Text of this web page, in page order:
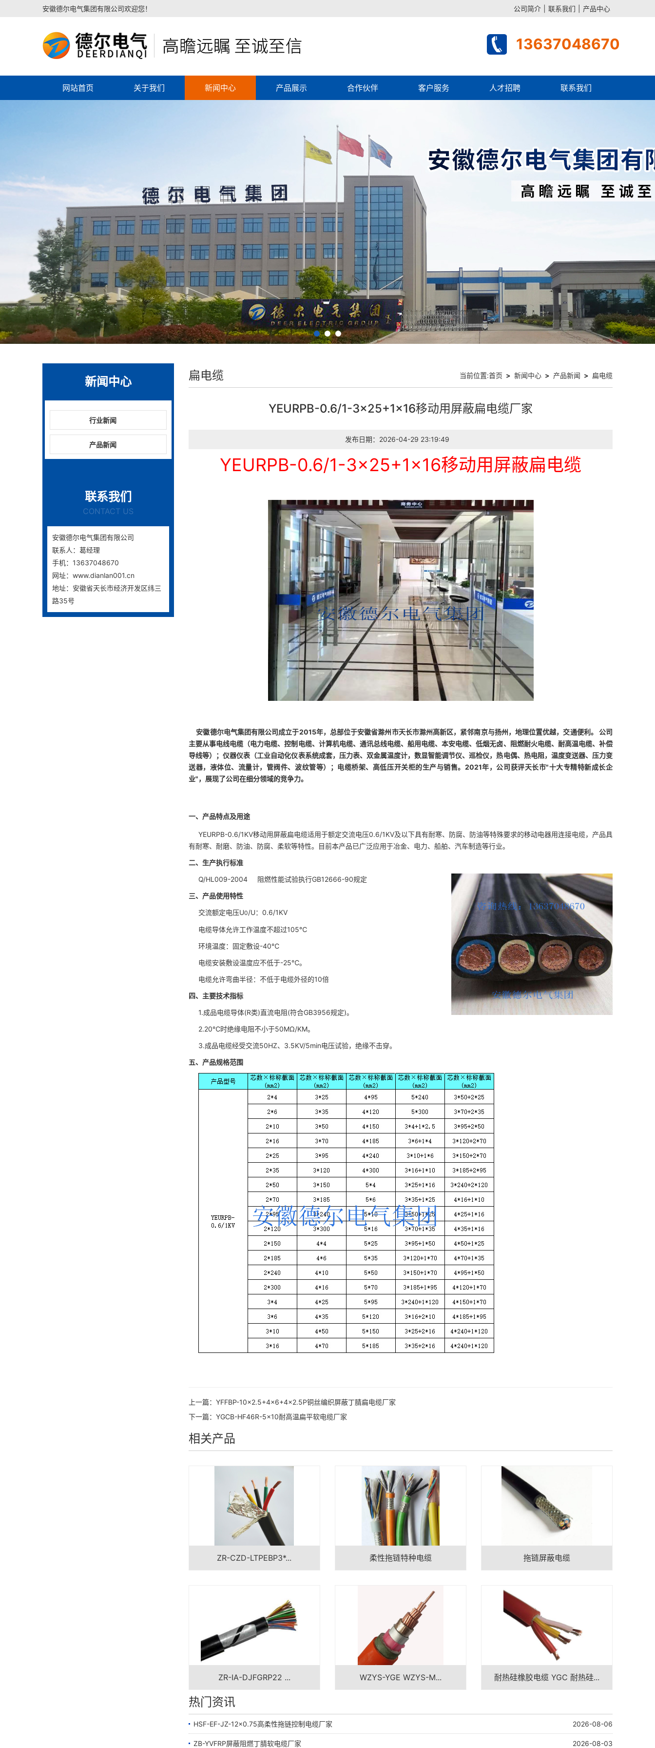
安徽德尔电气集团有限公司欢迎您！ 公司简介 联系我们 产品中心
13637048670
网站首页 关于我们 新闻中心 产品展示 合作伙伴 客户服务 人才招聘 联系我们
新闻中心
行业新闻
产品新闻
联系我们
CONTACT US
安徽德尔电气集团有限公司
联系人：葛经理
手机：13637048670
网址：www.dianlan001.cn
地址：安徽省天长市经济开发区纬三
路35号
扁电缆 当前位置:首页 > 新闻中心 > 产品新闻 > 扁电缆
YEURPB-0.6/1-3×25+1×16移动用屏蔽扁电缆厂家
发布日期：2026-04-29 23:19:49
YEURPB-0.6/1-3×25+1×16移动用屏蔽扁电缆
安徽德尔电气集团有限公司成立于2015年，总部位于安徽省滁州市天长市滁州高新区，紧邻南京与扬州，地理位置优越，交通便利。 公司
主要从事电线电缆（电力电缆、控制电缆、计算机电缆、通讯总线电缆、船用电缆、本安电缆、低烟无卤、阻燃耐火电缆、耐高温电缆、补偿
导线等）；仪器仪表（工业自动化仪表系统成套，压力表、双金属温度计，数显智能调节仪、巡检仪，热电偶、热电阻，温度变送器、压力变
送器，液体位、流量计，管阀件、波纹管等）；电缆桥架、高低压开关柜的生产与销售。2021年，公司获评天长市"十大专精特新成长企
业"，展现了公司在细分领域的竞争力。
一、产品特点及用途
YEURPB-0.6/1KV移动用屏蔽扁电缆适用于额定交流电压0.6/1KV及以下具有耐寒、防腐、防油等特殊要求的移动电器用连接电缆，产品具
有耐寒、耐磨、防油、防腐、柔软等特性。
目前本产品已广泛应用于冶金、电力、船舶、汽车制造等行业。
二、生产执行标准
Q/HL009-2004 阻燃性能试验执行GB12666-90规定
三、产品使用特性
交流额定电压U0/U：0.6/1KV
电缆导体允许工作温度不超过105℃
环境温度：固定敷设-40℃
电缆安装敷设温度应不低于-25℃。
电缆允许弯曲半径：不低于电缆外径的10倍
四、主要技术指标
1.成品电缆导体(R类)直流电阻(符合GB3956规定)。
2.20℃时绝缘电阻不小于50MΩ/KM。
3.成品电缆经受交流50HZ、3.5KV/5min电压试验，绝缘不击穿。
五、产品规格范围
上一篇： YFFBP-10×2.5+4×6+4×2.5P铜丝编织屏蔽丁腈扁电缆厂家
下一篇： YGCB-HF46R-5×10耐高温扁平软电缆厂家
相关产品
ZR-CZD-LTPEBP3*... 柔性拖链特种电缆 拖链屏蔽电缆
ZR-IA-DJFGRP22 ... WZYS-YGE WZYS-M... 耐热硅橡胶电缆 YGC 耐热硅...
热门资讯
HSF-EF-JZ-12×0.75高柔性拖链控制电缆厂家 2026-08-06
ZB-YVFRP屏蔽阻燃丁腈软电缆厂家 2026-08-03